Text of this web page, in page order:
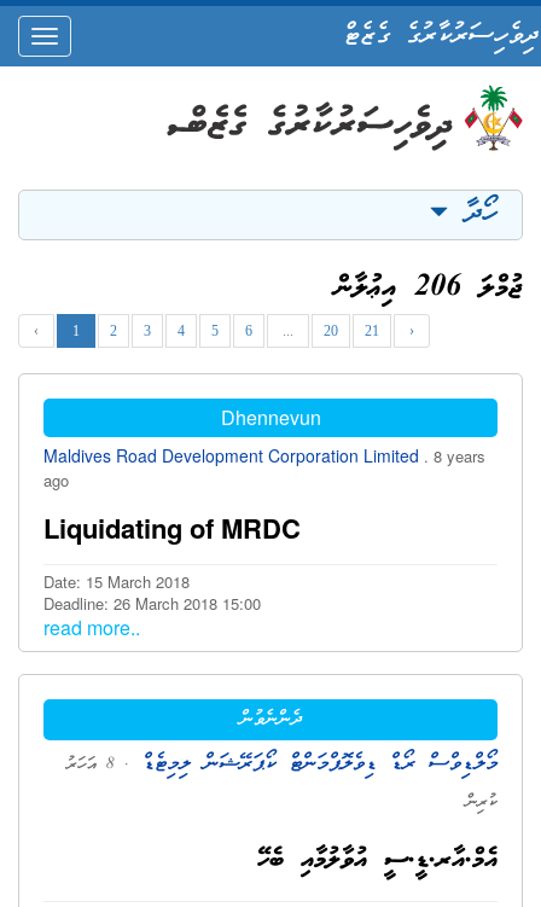
ދިވެހިސަރުކާރުގެ ގެޒެޓް
ހޯދާ
ޖުމްލަ 206 އިޢުލާން
‹ 1 2 3 4 5 6 ... 20 21 ›
Dhennevun
Maldives Road Development Corporation Limited . 8 years
ago
Liquidating of MRDC
Date: 15 March 2018
Deadline: 26 March 2018 15:00
read more..
ދެންނެވުން
މޯލްޑިވްސް ރޯޑް ޑިވެލޮޕްމަންޓް ކޯޕަރޭޝަން ލިމިޓެޑް
. 8 އަހަރު
ކުރިން
އެމް.އާރ.ޑީ.ސީ އުވާލުމާއި ބެހޭ